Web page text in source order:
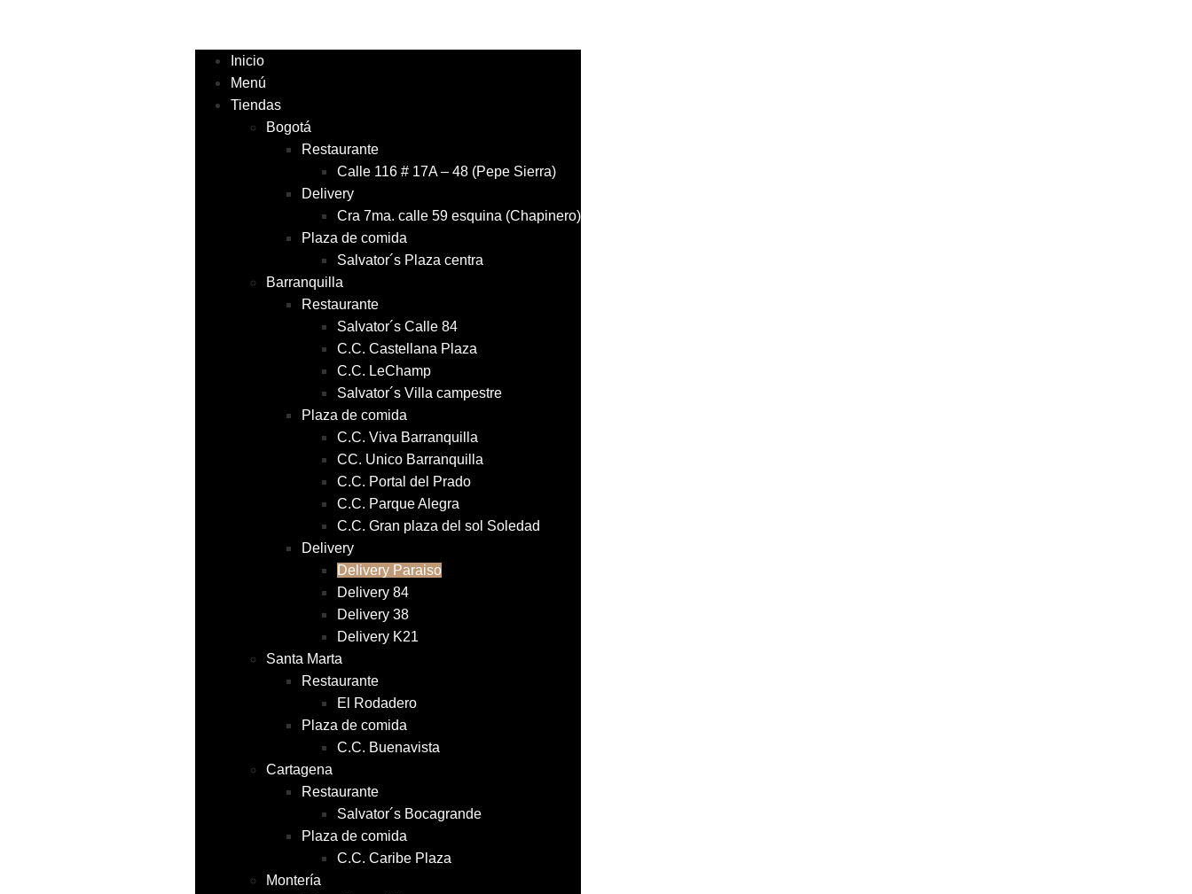
Inicio
Menú
Tiendas
Bogotá
Restaurante
Calle 116 # 17A – 48 (Pepe Sierra)
Delivery
Cra 7ma. calle 59 esquina (Chapinero)
Plaza de comida
Salvator´s Plaza centra
Barranquilla
Restaurante
Salvator´s Calle 84
C.C. Castellana Plaza
C.C. LeChamp
Salvator´s Villa campestre
Plaza de comida
C.C. Viva Barranquilla
CC. Unico Barranquilla
C.C. Portal del Prado
C.C. Parque Alegra
C.C. Gran plaza del sol Soledad
Delivery
Delivery Paraiso
Delivery 84
Delivery 38
Delivery K21
Santa Marta
Restaurante
El Rodadero
Plaza de comida
C.C. Buenavista
Cartagena
Restaurante
Salvator´s Bocagrande
Plaza de comida
C.C. Caribe Plaza
Montería